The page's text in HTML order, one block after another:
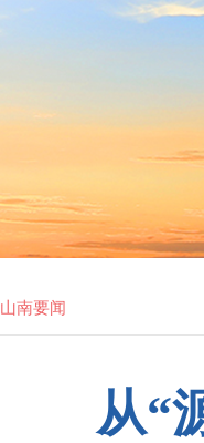
山南要闻
从“